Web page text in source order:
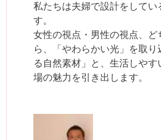
私たちは夫婦で設計をしてい
す。
女性の視点・男性の視点、ど
ら、「やわらかい光」を取
る自然素材」と、生活しや
場の魅力を引き出します。